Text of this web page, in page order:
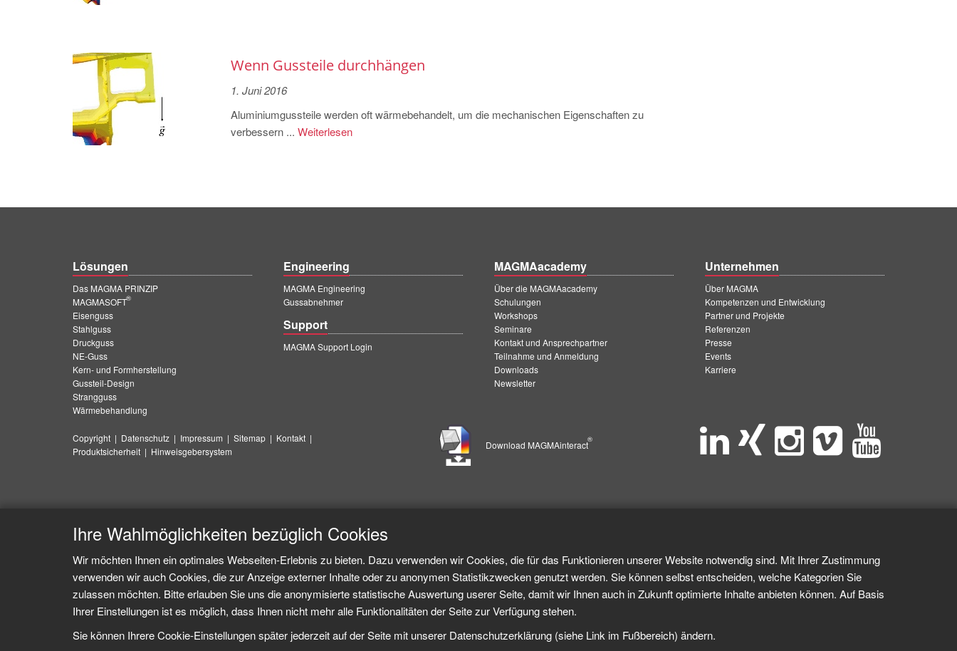
Wenn Gussteile durchhängen
1. Juni 2016
Aluminiumgussteile werden oft wärmebehandelt, um die mechanischen Eigenschaften zu
verbessern ... Weiterlesen
Lösungen
Das MAGMA PRINZIP
MAGMASOFT
®
Eisenguss
Stahlguss
Druckguss
NE-Guss
Kern- und Formherstellung
Gussteil-Design
Strangguss
Wärmebehandlung
Engineering
MAGMA Engineering
Gussabnehmer
Support
MAGMA Support Login
MAGMAacademy
Über die MAGMAacademy
Schulungen
Workshops
Seminare
Kontakt und Ansprechpartner
Teilnahme und Anmeldung
Downloads
Newsletter
Unternehmen
Über MAGMA
Kompetenzen und Entwicklung
Partner und Projekte
Referenzen
Presse
Events
Karriere
Copyright | Datenschutz | Impressum | Sitemap | Kontakt |
Produktsicherheit | Hinweisgebersystem
Download MAGMAinteract
®
Ihre Wahlmöglichkeiten bezüglich Cookies
Wir möchten Ihnen ein optimales Webseiten-Erlebnis zu bieten. Dazu verwenden wir Cookies, die für das Funktionieren unserer Website notwendig sind. Mit Ihrer Zustimmung
verwenden wir auch Cookies, die zur Anzeige externer Inhalte oder zu anonymen Statistikzwecken genutzt werden. Sie können selbst entscheiden, welche Kategorien Sie
zulassen möchten. Bitte erlauben Sie uns die anonymisierte statistische Auswertung userer Seite, damit wir Ihnen auch in Zukunft optimierte Inhalte anbieten können. Auf Basis
Ihrer Einstellungen ist es möglich, dass Ihnen nicht mehr alle Funktionalitäten der Seite zur Verfügung stehen.
Sie können Ihrere Cookie-Einstellungen später jederzeit auf der Seite mit unserer Datenschutzerklärung (siehe Link im Fußbereich) ändern.